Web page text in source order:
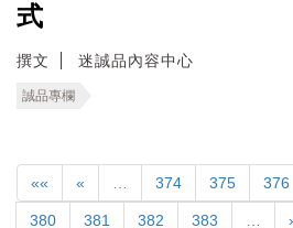
式
撰文 迷誠品內容中心
誠品專欄
«« « 374 375 376
380 381 382 383